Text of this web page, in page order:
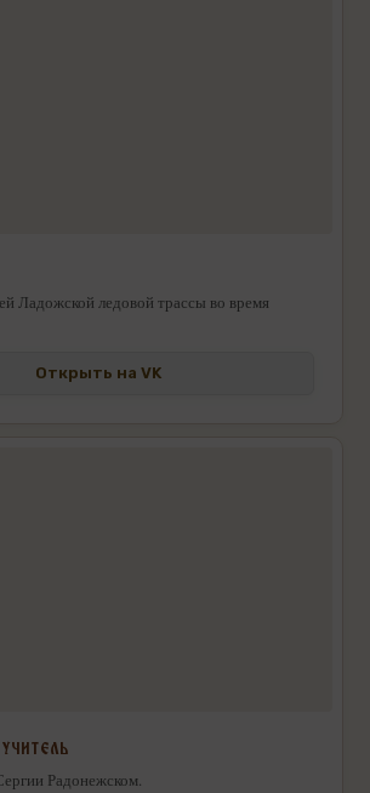
Ладожской ледовой трассы во время
Открыть на VK
Радонежском.